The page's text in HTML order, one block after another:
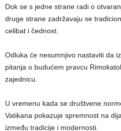
Dok se s jedne strane radi o
druge strane zadržavaju se
celibat i čednost.
Odluka će nesumnjivo nastaviti da
pitanja o budućem pravcu
zajednicu.
U vremenu kada se društvene
Vatikana pokazuje spremnost na
između tradicije i modernosti.